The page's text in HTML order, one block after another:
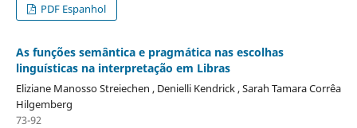
PDF Espanhol
As funções semântica e pragmática nas escolhas
linguísticas na interpretação em Libras
Eliziane Manosso Streiechen , Denielli Kendrick , Sarah Tamara Corrêa
Hilgemberg
73-92